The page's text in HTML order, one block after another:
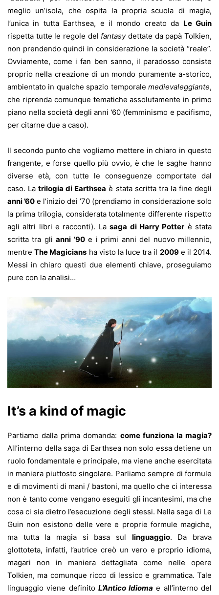
meglio un’isola, che ospita la propria scuola di magia,
l’unica in tutta Earthsea, e il mondo creato da Le Guin
rispetta tutte le regole del fantasydettate da papà Tolkien,
non prendendo quindi in considerazione la società “reale”.
Ovviamente, come i fan ben sanno, il paradosso consiste
proprio nella creazione di un mondo puramente a-storico,
ambientato in qualche spazio temporale medievaleggiante,
che riprenda comunque tematiche assolutamente in primo
piano nella società degli anni ’60 (femminismo e pacifismo,
per citarne due a caso).
Il secondo punto che vogliamo mettere in chiaro in questo
frangente, e forse quello più ovvio, è che le saghe hanno
diverse età, con tutte le conseguenze comportate dal
caso. Latrilogia di Earthsea è stata scritta tra la fine degli
anni ’60 e l’inizio dei ’70 (prendiamo in considerazione solo
la prima trilogia, considerata totalmente differente rispetto
agli altri libri e racconti). Lasaga di Harry Potter è stata
scritta tra glianni ’90e i primi anni del nuovo millennio,
mentreThe Magicians ha visto la luce tra il 2009e il 2014.
Messi in chiaro questi due elementi chiave, proseguiamo
pure con la analisi…
It’s a kind of magic
Partiamo dalla prima domanda: come funziona la magia?
All’interno della saga di Earthsea non solo essa detiene un
ruolo fondamentale e principale, ma viene anche esercitata
in maniera piuttosto singolare. Parliamo sempre di formule
e di movimenti di mani / bastoni, ma quello che ci interessa
non è tanto come vengano eseguiti gli incantesimi, ma che
cosa ci sia dietro l’esecuzione degli stessi. Nella saga di Le
Guin non esistono delle vere e proprie formule magiche,
ma tutta la magia si basa sul linguaggio. Da brava
glottoteta, infatti, l’autrice creò un vero e proprio idioma,
magari non in maniera dettagliata come nelle opere
Tolkien, ma comunque ricco di lessico e grammatica. Tale
linguaggio viene definito L’Antico Idioma e all’interno del